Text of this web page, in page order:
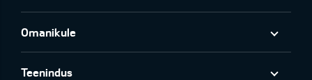
Omanikule
Teenindus